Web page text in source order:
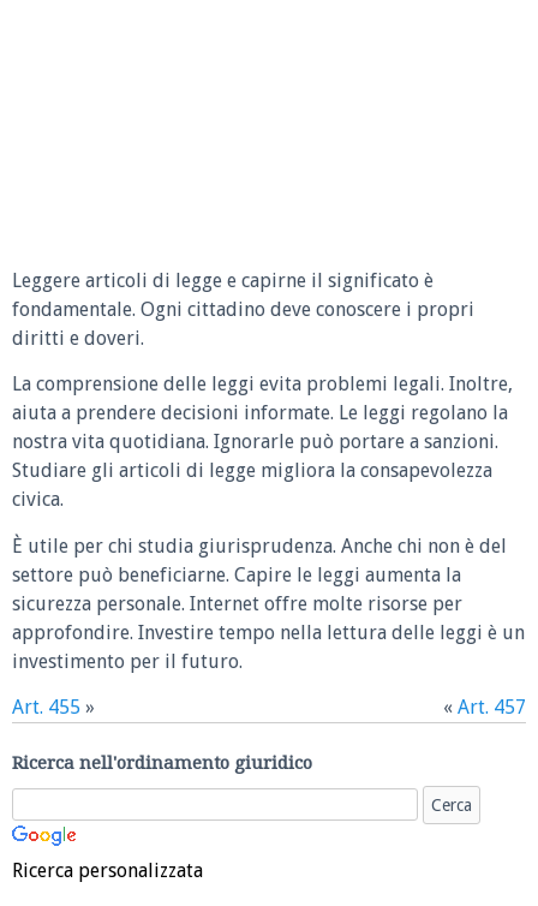
Leggere articoli di legge e capirne il significato è
fondamentale. Ogni cittadino deve conoscere i propri
diritti e doveri.
La comprensione delle leggi evita problemi legali. Inoltre,
aiuta a prendere decisioni informate. Le leggi regolano la
nostra vita quotidiana. Ignorarle può portare a sanzioni.
Studiare gli articoli di legge migliora la consapevolezza
civica.
È utile per chi studia giurisprudenza. Anche chi non è del
settore può beneficiarne. Capire le leggi aumenta la
sicurezza personale. Internet offre molte risorse per
approfondire. Investire tempo nella lettura delle leggi è un
investimento per il futuro.
Art. 455 » « Art. 457
Ricerca nell'ordinamento giuridico
Ricerca personalizzata